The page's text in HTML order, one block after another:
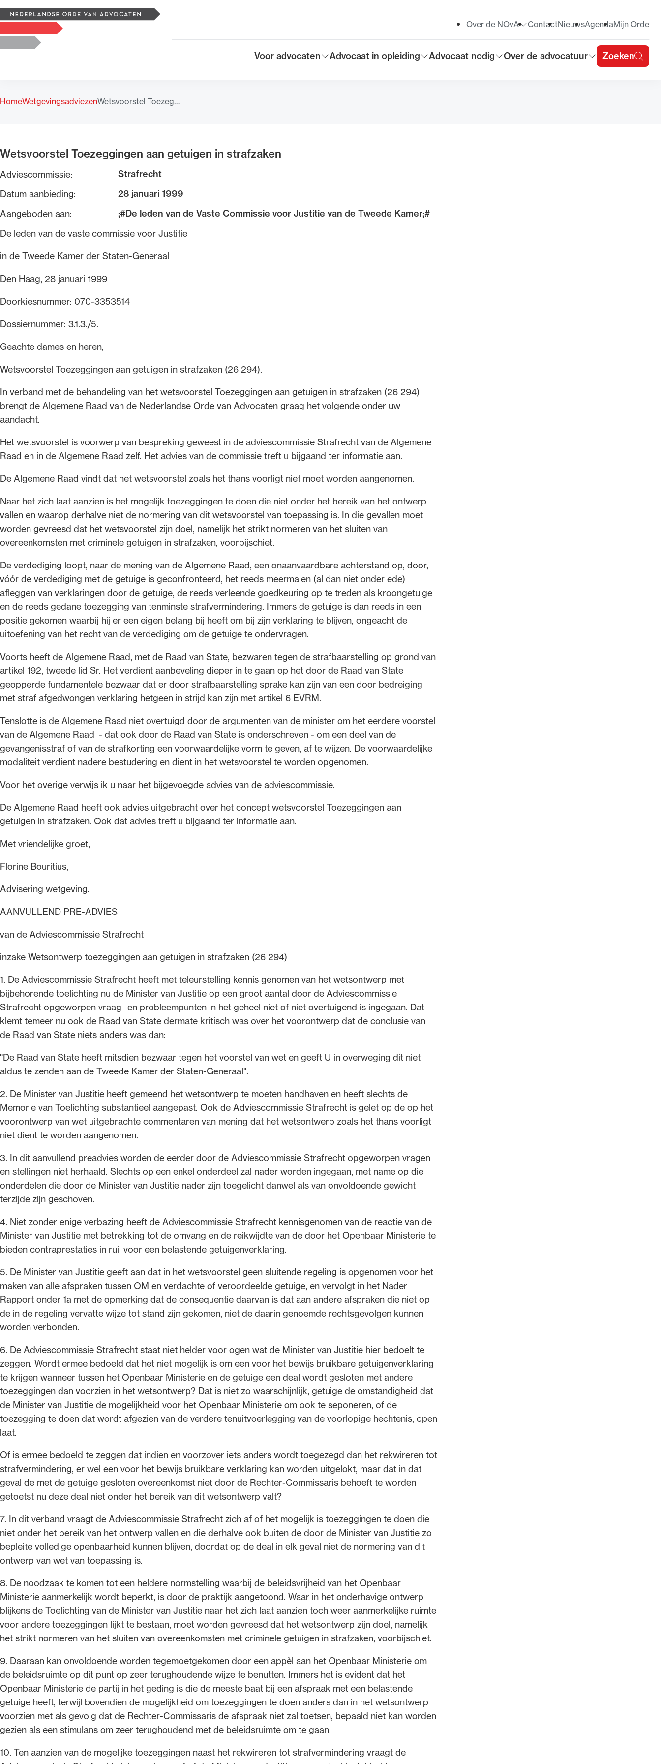
Logo, to the homepage
Toon submenu voor
Voor advocaten
Toon submenu voor
Advocaat in opleiding
Toon submenu voor
Advocaat nodig
Toon submenu voor
Over de advocatuur Zoeken
Toon submenu voor
Over de NOvA ContactNieuwsAgendaMijn Orde
HomeWetgevingsadviezenWetsvoorstel Toezeg…
Wetsvoorstel Toezeggingen aan getuigen in strafzaken
Adviescommissie: Strafrecht
Datum aanbieding: 28 januari 1999
Aangeboden aan: ;#De leden van de Vaste Commissie voor Justitie van de Tweede Kamer;#
De leden van de vaste commissie voor Justitie
in de Tweede Kamer der Staten-Generaal
Den Haag, 28 januari 1999
Doorkiesnummer: 070-3353514
Dossiernummer: 3.1.3./5.
Geachte dames en heren,
Wetsvoorstel Toezeggingen aan getuigen in strafzaken (26 294).
In verband met de behandeling van het wetsvoorstel Toezeggingen aan getuigen in strafzaken (26 294)
brengt de Algemene Raad van de Nederlandse Orde van Advocaten graag het volgende onder uw
aandacht.
Het wetsvoorstel is voorwerp van bespreking geweest in de adviescommissie Strafrecht van de Algemene
Raad en in de Algemene Raad zelf. Het advies van de commissie treft u bijgaand ter informatie aan.
De Algemene Raad vindt dat het wetsvoorstel zoals het thans voorligt niet moet worden aangenomen.
Naar het zich laat aanzien is het mogelijk toezeggingen te doen die niet onder het bereik van het ontwerp
vallen en waarop derhalve niet de normering van dit wetsvoorstel van toepassing is. In die gevallen moet
worden gevreesd dat het wetsvoorstel zijn doel, namelijk het strikt normeren van het sluiten van
overeenkomsten met criminele getuigen in strafzaken, voorbijschiet.
De verdediging loopt, naar de mening van de Algemene Raad, een onaanvaardbare achterstand op, door,
vóór de verdediging met de getuige is geconfronteerd, het reeds meermalen (al dan niet onder ede)
afleggen van verklaringen door de getuige, de reeds verleende goedkeuring op te treden als kroongetuige
en de reeds gedane toezegging van tenminste strafvermindering. Immers de getuige is dan reeds in een
positie gekomen waarbij hij er een eigen belang bij heeft om bij zijn verklaring te blijven, ongeacht de
uitoefening van het recht van de verdediging om de getuige te ondervragen.
Voorts heeft de Algemene Raad, met de Raad van State, bezwaren tegen de strafbaarstelling op grond van
artikel 192, tweede lid Sr. Het verdient aanbeveling dieper in te gaan op het door de Raad van State
geopperde fundamentele bezwaar dat er door strafbaarstelling sprake kan zijn van een door bedreiging
met straf afgedwongen verklaring hetgeen in strijd kan zijn met artikel 6 EVRM.
Tenslotte is de Algemene Raad niet overtuigd door de argumenten van de minister om het eerdere voorstel
van de Algemene Raad - dat ook door de Raad van State is onderschreven - om een deel van de
gevangenisstraf of van de strafkorting een voorwaardelijke vorm te geven, af te wijzen. De voorwaardelijke
modaliteit verdient nadere bestudering en dient in het wetsvoorstel te worden opgenomen.
Voor het overige verwijs ik u naar het bijgevoegde advies van de adviescommissie.
De Algemene Raad heeft ook advies uitgebracht over het concept wetsvoorstel Toezeggingen aan
getuigen in strafzaken. Ook dat advies treft u bijgaand ter informatie aan.
Met vriendelijke groet,
Florine Bouritius,
Advisering wetgeving.
AANVULLEND PRE-ADVIES
van de Adviescommissie Strafrecht
inzake Wetsontwerp toezeggingen aan getuigen in strafzaken (26 294)
1. De Adviescommissie Strafrecht heeft met teleurstelling kennis genomen van het wetsontwerp met
bijbehorende toelichting nu de Minister van Justitie op een groot aantal door de Adviescommissie
Strafrecht opgeworpen vraag- en probleempunten in het geheel niet of niet overtuigend is ingegaan. Dat
klemt temeer nu ook de Raad van State dermate kritisch was over het voorontwerp dat de conclusie van
de Raad van State niets anders was dan:
"De Raad van State heeft mitsdien bezwaar tegen het voorstel van wet en geeft U in overweging dit niet
aldus te zenden aan de Tweede Kamer der Staten-Generaal".
2. De Minister van Justitie heeft gemeend het wetsontwerp te moeten handhaven en heeft slechts de
Memorie van Toelichting substantieel aangepast. Ook de Adviescommissie Strafrecht is gelet op de op het
voorontwerp van wet uitgebrachte commentaren van mening dat het wetsontwerp zoals het thans voorligt
niet dient te worden aangenomen.
3. In dit aanvullend preadvies worden de eerder door de Adviescommissie Strafrecht opgeworpen vragen
en stellingen niet herhaald. Slechts op een enkel onderdeel zal nader worden ingegaan, met name op die
onderdelen die door de Minister van Justitie nader zijn toegelicht danwel als van onvoldoende gewicht
terzijde zijn geschoven.
4. Niet zonder enige verbazing heeft de Adviescommissie Strafrecht kennisgenomen van de reactie van de
Minister van Justitie met betrekking tot de omvang en de reikwijdte van de door het Openbaar Ministerie te
bieden contraprestaties in ruil voor een belastende getuigenverklaring.
5. De Minister van Justitie geeft aan dat in het wetsvoorstel geen sluitende regeling is opgenomen voor het
maken van alle afspraken tussen OM en verdachte of veroordeelde getuige, en vervolgt in het Nader
Rapport onder 1a met de opmerking dat de consequentie daarvan is dat aan andere afspraken die niet op
de in de regeling vervatte wijze tot stand zijn gekomen, niet de daarin genoemde rechtsgevolgen kunnen
worden verbonden.
6. De Adviescommissie Strafrecht staat niet helder voor ogen wat de Minister van Justitie hier bedoelt te
zeggen. Wordt ermee bedoeld dat het niet mogelijk is om een voor het bewijs bruikbare getuigenverklaring
te krijgen wanneer tussen het Openbaar Ministerie en de getuige een deal wordt gesloten met andere
toezeggingen dan voorzien in het wetsontwerp? Dat is niet zo waarschijnlijk, getuige de omstandigheid dat
de Minister van Justitie de mogelijkheid voor het Openbaar Ministerie om ook te seponeren, of de
toezegging te doen dat wordt afgezien van de verdere tenuitvoerlegging van de voorlopige hechtenis, open
laat.
Of is ermee bedoeld te zeggen dat indien en voorzover iets anders wordt toegezegd dan het rekwireren tot
strafvermindering, er wel een voor het bewijs bruikbare verklaring kan worden uitgelokt, maar dat in dat
geval de met de getuige gesloten overeenkomst niet door de Rechter-Commissaris behoeft te worden
getoetst nu deze deal niet onder het bereik van dit wetsontwerp valt?
7. In dit verband vraagt de Adviescommissie Strafrecht zich af of het mogelijk is toezeggingen te doen die
niet onder het bereik van het ontwerp vallen en die derhalve ook buiten de door de Minister van Justitie zo
bepleite volledige openbaarheid kunnen blijven, doordat op de deal in elk geval niet de normering van dit
ontwerp van wet van toepassing is.
8. De noodzaak te komen tot een heldere normstelling waarbij de beleidsvrijheid van het Openbaar
Ministerie aanmerkelijk wordt beperkt, is door de praktijk aangetoond. Waar in het onderhavige ontwerp
blijkens de Toelichting van de Minister van Justitie naar het zich laat aanzien toch weer aanmerkelijke ruimte
voor andere toezeggingen lijkt te bestaan, moet worden gevreesd dat het wetsontwerp zijn doel, namelijk
het strikt normeren van het sluiten van overeenkomsten met criminele getuigen in strafzaken, voorbijschiet.
9. Daaraan kan onvoldoende worden tegemoetgekomen door een appèl aan het Openbaar Ministerie om
de beleidsruimte op dit punt op zeer terughoudende wijze te benutten. Immers het is evident dat het
Openbaar Ministerie de partij in het geding is die de meeste baat bij een afspraak met een belastende
getuige heeft, terwijl bovendien de mogelijkheid om toezeggingen te doen anders dan in het wetsontwerp
voorzien met als gevolg dat de Rechter-Commissaris de afspraak niet zal toetsen, bepaald niet kan worden
gezien als een stimulans om zeer terughoudend met de beleidsruimte om te gaan.
10. Ten aanzien van de mogelijke toezeggingen naast het rekwireren tot strafvermindering vraagt de
Zoeken
Uitgelicht
Advocatenwet tot de Verordening op de advocatuur